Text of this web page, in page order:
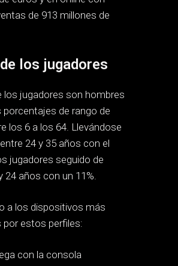
de 913 millones de
los jugadores
los jugadores son hombres
porcentajes de rango de
los 6 a los 64. Llevándose
24 y 35 años con el
jugadores seguido de
24 años con un 11%.
a los dispositivos más
por estos perfiles:
con la consola